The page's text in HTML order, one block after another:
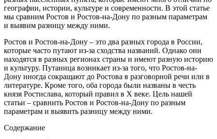
географии, истории, культуре и современности. В этой статье
мы сравним Ростов и Ростов-на-Дону по разным параметрам
и выявим разницу между ними.
Ростов и Ростов-на-Дону – это два разных города в России,
которые часто путают из-за сходства названий. Однако они
находятся в разных регионах страны и имеют разную историю
и культуру. Путаница возникает из-за того, что Ростов-на-
Дону иногда сокращают до Ростова в разговорной речи или в
литературе. Кроме того, оба города были названы в честь
князя Ростислава, который правил в X веке. Цель нашей
статьи – сравнить Ростов и Ростов-на-Дону по разным
параметрам и выявить разницу между ними.
Содержание